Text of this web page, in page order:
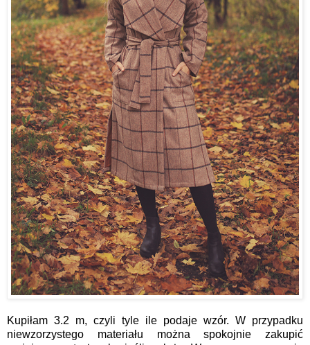
Kupiłam 3.2 m, czyli tyle ile podaje wzór. W przypadku
niewzorzystego materiału można spokojnie zakupić